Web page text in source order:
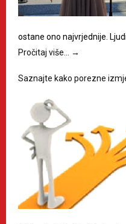
ostane ono najvrjednije.
Pročitaj više… →
Saznajte kako porezne